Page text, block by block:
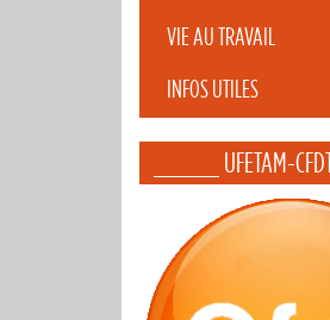
VIE AU TRAVAIL
INFOS UTILES
_____ UFETAM-